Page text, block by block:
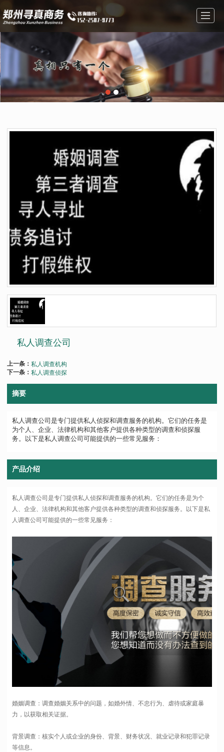
首页 图库展示 公司简介
在线留言 联系方式 地图导航
私人调查公司
上一条：私人调查机构
下一条：私人调查侦探
摘要
私人调查公司是专门提供私人侦探和调查服务的机构。它们的任务是
为个人、企业、法律机构和其他客户提供各种类型的调查和侦探服
务。以下是私人调查公司可能提供的一些常见服务：
产品介绍
私人调查公司是专门提供私人侦探和调查服务的机构。它们的任务是为个
人、企业、法律机构和其他客户提供各种类型的调查和侦探服务。以下是私
人调查公司可能提供的一些常见服务：
婚姻调查：调查婚姻关系中的问题，如婚外情、不忠行为、虐待或家庭暴
力，以获取相关证据。
背景调查：核实个人或企业的身份、背景、财务状况、就业记录和犯罪记录
等信息。